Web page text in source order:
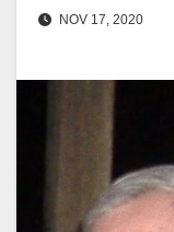
NOV 17, 2020